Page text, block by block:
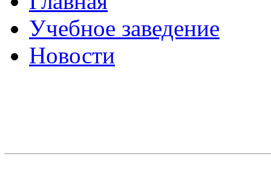
Учебное заведение
Новости